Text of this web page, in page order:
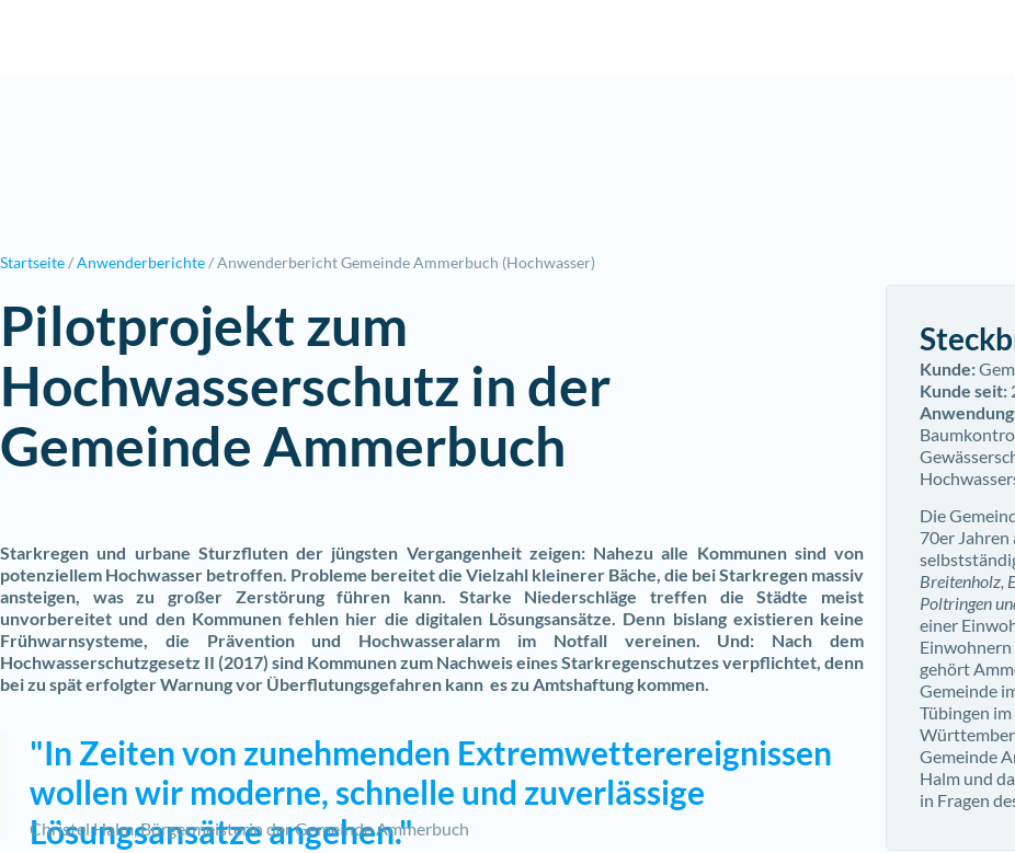
Startseite/Anwenderberichte/Anwenderbericht Gemeinde Ammerbuch (Hochwasser)
Pilotprojekt zum
Hochwasserschutz in der
Gemeinde Ammerbuch
Starkregen und urbane Sturzfluten der jüngsten Vergangenheit zeigen: Nahezu alle Kommunen sind von
potenziellem Hochwasser betroffen. Probleme bereitet die Vielzahl kleinerer Bäche, die bei Starkregen massiv
ansteigen, was zu großer Zerstörung führen kann. Starke Niederschläge treffen die Städte meist
unvorbereitet und den Kommunen fehlen hier die digitalen Lösungsansätze. Denn bislang existieren keine
Frühwarnsysteme, die Prävention und Hochwasseralarm im Notfall vereinen. Und: Nach dem
Hochwasserschutzgesetz II (2017) sind Kommunen zum Nachweis eines Starkregenschutzes verpflichtet, denn
bei zu spät erfolgter Warnung vor Überflutungsgefahren kann es zu Amtshaftung kommen.
"In Zeiten von zunehmenden Extremwetterereignissen
wollen wir moderne, schnelle und zuverlässige
Lösungsansätze angehen."
Christel Halm, Bürgermeisterin der Gemeinde Ammerbuch
Kunde:
Kunde seit:
Die
70er Jahren
Breitenholz,
Poltringen
einer
gehört
Gemeinde
Tübingen
Gemeinde
Halm und
in Fragen